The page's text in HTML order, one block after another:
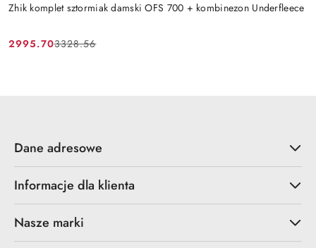
Zhik komplet sztormiak damski OFS 700 + kombinezon Underfleece
Cena
2995.70
Cena
3328.56
Dane adresowe
Informacje dla klienta
Nasze marki